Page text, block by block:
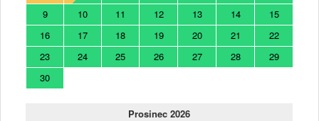
9
10 11 12 13 14
15
16
17 18 19 20 21
22
23
24 25 26 27 28
29
30
Prosinec 2026